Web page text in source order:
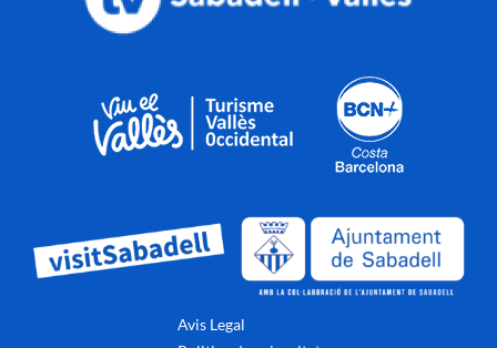
Avis Legal